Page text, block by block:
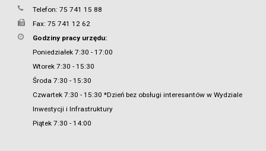
Telefon: 75 741 15 88
Fax: 75 741 12 62
Godziny pracy urzędu:
Poniedziałek 7:30 - 17:00
Wtorek 7:30 - 15:30
Środa 7:30 - 15:30
Czwartek 7:30 - 15:30 *Dzień bez obsługi interesantów w Wydziale
Inwestycji i Infrastruktury
Piątek 7:30 - 14:00